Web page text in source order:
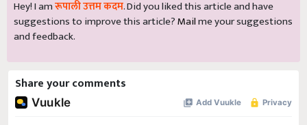
Hey! I amरूपाली उत्तम कदम. Did you liked this article and have
suggestions to improve this article?Mailme your suggestions
and feedback.
Share your comments